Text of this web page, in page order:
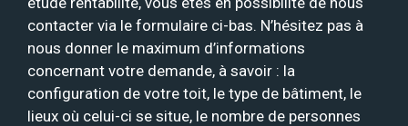
contacter via le formulaire ci-bas. N’hésitez pas à
nous donner le maximum d’informations
concernant votre demande, à savoir : la
configuration de votre toit, le type de bâtiment, le
lieux où celui-ci se situe, le nombre de personnes